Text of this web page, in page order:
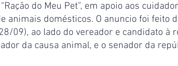
do Meu Pet”, em apoio aos
animais domésticos. O anuncio foi feito
09), ao lado do vereador e candidato à
da causa animal, e o senador da